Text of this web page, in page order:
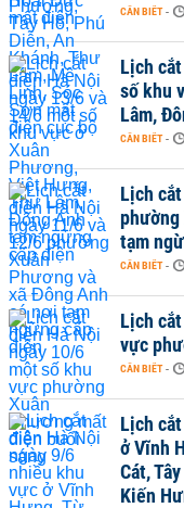
CẦN BIẾT -
Lịch
số khu
Lâm,
CẦN BIẾT -
Lịch
phường
tạm
CẦN BIẾT -
Lịch
vực
CẦN BIẾT -
Lịch
ở Vĩnh
Cát,
Kiến